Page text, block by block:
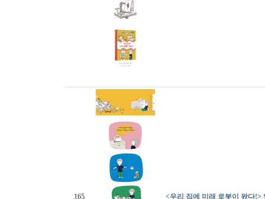
165 <우리 집에 미래 로봇이 왔다!>